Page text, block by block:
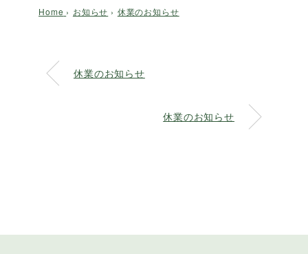
Home › お知らせ › 休業のお知らせ
休業のお知らせ
休業のお知らせ